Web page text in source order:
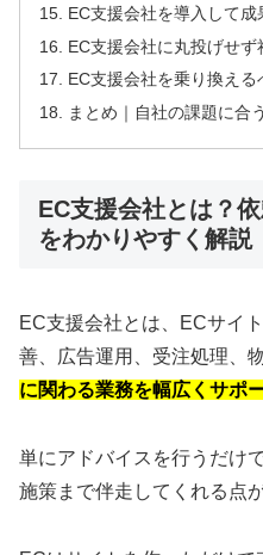
EC支援会社を導入して
EC支援会社に丸投げせ
EC支援会社を乗り換える
まとめ｜自社の課題に合
EC支援会社とは？
をわかりやすく解説
EC支援会社とは、ECサイ
善、広告運用、受注処理、
に関わる業務を幅広くサポ
単にアドバイスを行うだけ
施策まで伴走してくれる点